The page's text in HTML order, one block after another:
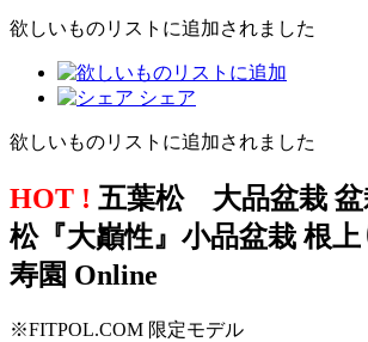
欲しいものリストに追加されました
シェア
欲しいものリストに追加されました
HOT ! 五葉松 大品盆栽 盆
松『大巓性』小品盆栽 根
寿園 Online
※FITPOL.COM 限定モデル